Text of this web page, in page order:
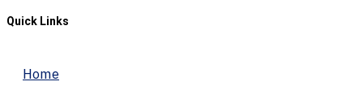
Quick Links
Home